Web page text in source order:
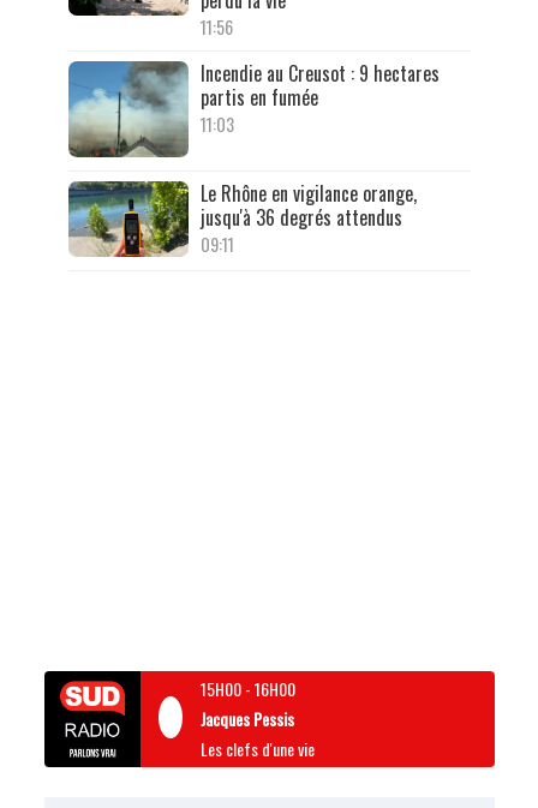
11:56
Incendie au Creusot : 9 hectares
partis en fumée
11:03
Le Rhône en vigilance orange,
jusqu'à 36 degrés attendus
09:11
15H00-16H00
Jacques Pessis
Les clefs d'une vie